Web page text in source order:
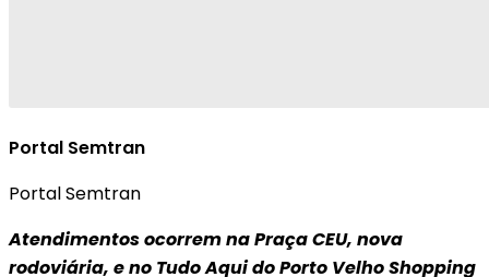
Portal Semtran
Portal Semtran
Atendimentos ocorrem na Praça CEU, nova
rodoviária, e no Tudo Aqui do Porto Velho Shopping